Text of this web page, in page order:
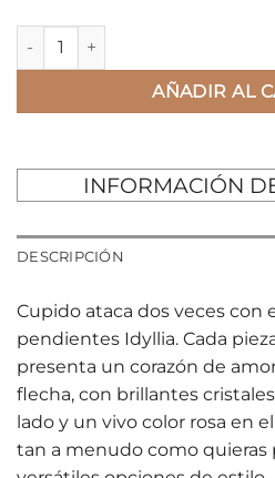
AROS SWAROVSKI IDYLLIA
AÑADIR AL
INFORMACIÓN
DESCRIPCIÓN
Cupido ataca dos veces con
pendientes Idyllia. Cada
presenta un corazón de
flecha, con brillantes
lado y un vivo color rosa en
tan a menudo como quieras